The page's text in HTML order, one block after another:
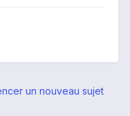
un nouveau sujet